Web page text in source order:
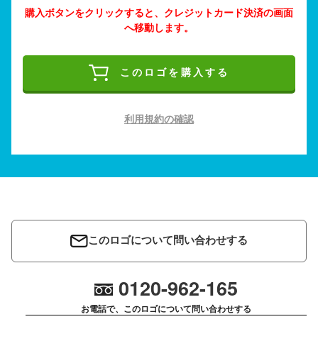
購入ボタンをクリックすると、クレジットカード決済の画面
へ移動します。
このロゴを購入する
利用規約の確認
このロゴについて問い合わせする
0120-962-165
お電話で、このロゴについて問い合わせする